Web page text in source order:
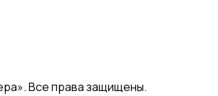
Все права защищены.